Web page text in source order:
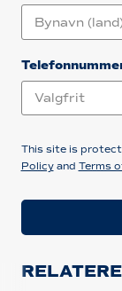
This site is
Policyand Terms